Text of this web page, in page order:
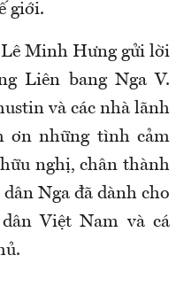
giới.
Minh Hưng gửi lời
Liên bang Nga V.
và các nhà lãnh
ơn những tình cảm
nghị, chân thành
Nga đã dành cho
Việt Nam và cá